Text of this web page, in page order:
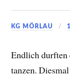
KG MÖRLAU
Endlich
tanzen.